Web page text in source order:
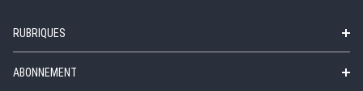
RUBRIQUES
ABONNEMENT